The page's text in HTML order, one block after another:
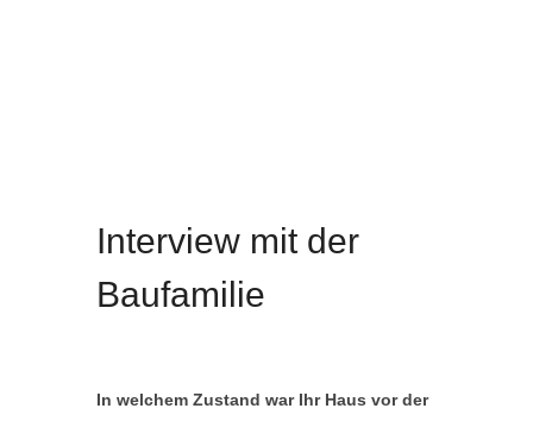
Interview mit der
Baufamilie
In welchem Zustand war Ihr Haus vor der